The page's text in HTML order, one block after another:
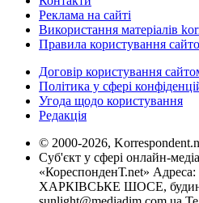
Реклама на сайті
Використання матеріалів
Правила користування
Договір користування
Політика у сфері
Угода щодо користування
Редакція
© 2000-2026,
Суб'єкт у сфері онлайн-
«КореспонденТ.net» Адреса:
ХАРКІВСЬКЕ ШОСЕ,